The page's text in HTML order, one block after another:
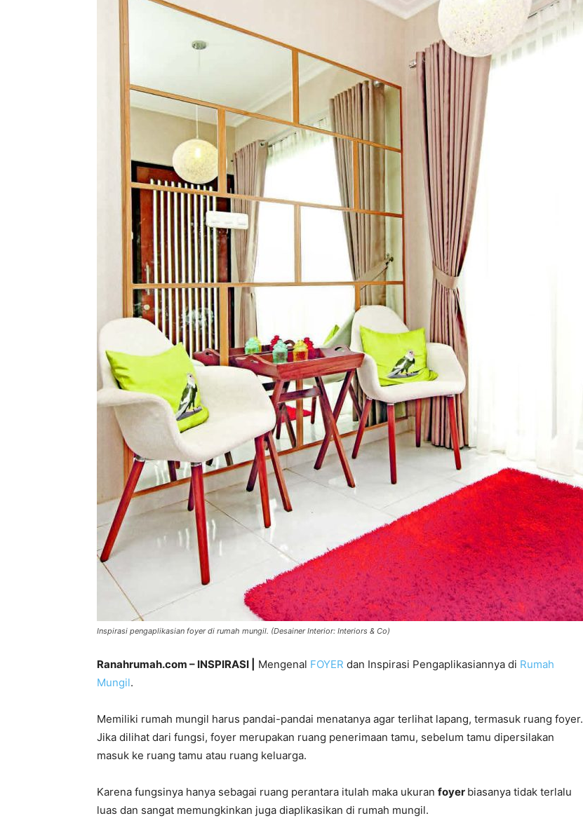
Inspirasi pengaplikasian foyer di rumah mungil. (Desainer Interior: Interiors & Co)
Ranahrumah.com – INSPIRASI | Mengenal FOYER dan Inspirasi Pengaplikasiannya di Rumah
Mungil.
Memiliki rumah mungil harus pandai-pandai menatanya agar terlihat lapang, termasuk ruang foyer.
Jika dilihat dari fungsi, foyer merupakan ruang penerimaan tamu, sebelum tamu dipersilakan
masuk ke ruang tamu atau ruang keluarga.
Karena fungsinya hanya sebagai ruang perantara itulah maka ukuran foyer biasanya tidak terlalu
luas dan sangat memungkinkan juga diaplikasikan di rumah mungil.